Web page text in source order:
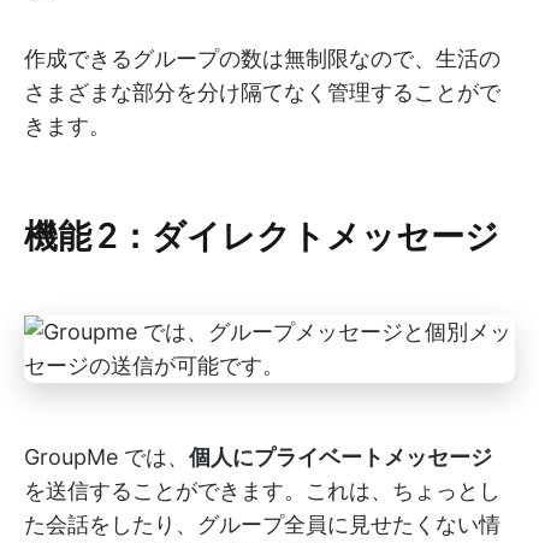
作成できるグループの数は無制限なので、生活の
さまざまな部分を分け隔てなく管理することがで
きます。
機能 2：ダイレクトメッセージ
GroupMe では、 個人にプライベートメッセージ
を送信することができます。これは、ちょっとし
た会話をしたり、グループ全員に見せたくない情